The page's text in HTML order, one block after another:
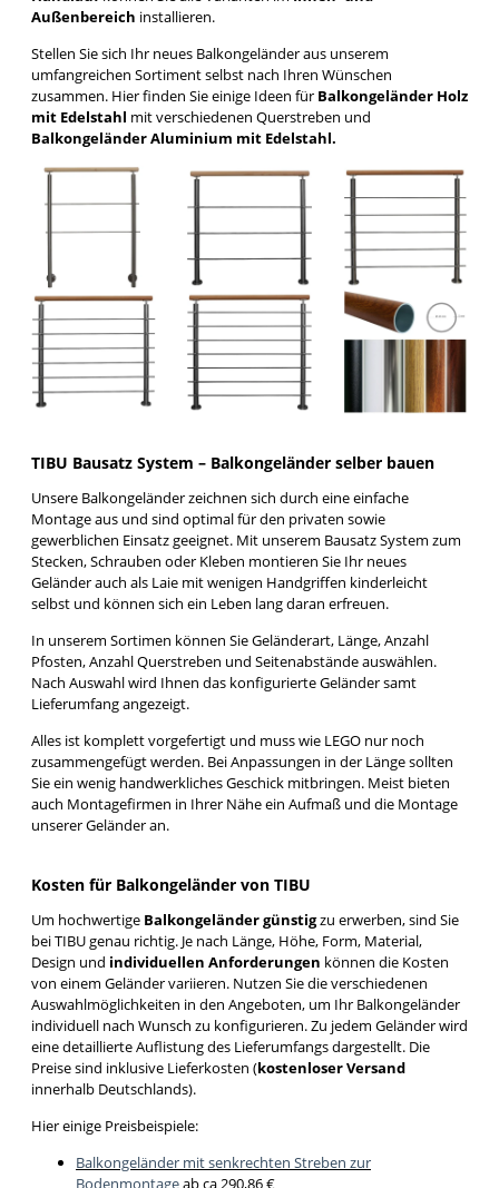
Außenbereich installieren.
Stellen Sie sich Ihr neues Balkongeländer aus unserem
umfangreichen Sortiment selbst nach Ihren Wünschen
zusammen. Hier finden Sie einige Ideen für Balkongeländer Holz
mit Edelstahl mit verschiedenen Querstreben und
Balkongeländer Aluminium mit Edelstahl.
TIBU Bausatz System – Balkongeländer selber bauen
Unsere Balkongeländer zeichnen sich durch eine einfache
Montage aus und sind optimal für den privaten sowie
gewerblichen Einsatz geeignet. Mit unserem Bausatz System zum
Stecken, Schrauben oder Kleben montieren Sie Ihr neues
Geländer auch als Laie mit wenigen Handgriffen kinderleicht
selbst und können sich ein Leben lang daran erfreuen.
In unserem Sortimen können Sie Geländerart, Länge, Anzahl
Pfosten, Anzahl Querstreben und Seitenabstände auswählen.
Nach Auswahl wird Ihnen das konfigurierte Geländer samt
Lieferumfang angezeigt.
Alles ist komplett vorgefertigt und muss wie LEGO nur noch
zusammengefügt werden. Bei Anpassungen in der Länge sollten
Sie ein wenig handwerkliches Geschick mitbringen. Meist bieten
auch Montagefirmen in Ihrer Nähe ein Aufmaß und die Montage
unserer Geländer an.
Kosten für Balkongeländer von TIBU
Um hochwertige Balkongeländer günstigzu erwerben, sind Sie
bei TIBU genau richtig. Je nach Länge, Höhe, Form, Material,
Design und individuellen Anforderungen können die Kosten
von einem Geländer variieren. Nutzen Sie die verschiedenen
Auswahlmöglichkeiten in den Angeboten, um Ihr Balkongeländer
individuell nach Wunsch zu konfigurieren. Zu jedem Geländer wird
eine detaillierte Auflistung des Lieferumfangs dargestellt. Die
Preise sind inklusive Lieferkosten (kostenloser Versand
innerhalb Deutschlands).
Hier einige Preisbeispiele:
Balkongeländer mit senkrechten Streben zur
Bodenmontageab ca 290,86 €